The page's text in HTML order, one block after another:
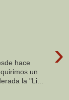
›
hace
un
la "Li...